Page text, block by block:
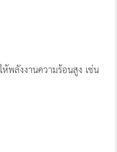
พลังงานความร้อนสูง เช่น